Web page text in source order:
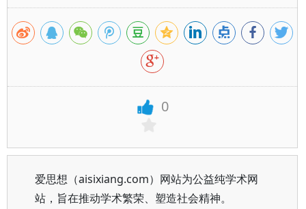
0
爱思想（aisixiang.com）网站为公益纯学术网
站，旨在推动学术繁荣、塑造社会精神。